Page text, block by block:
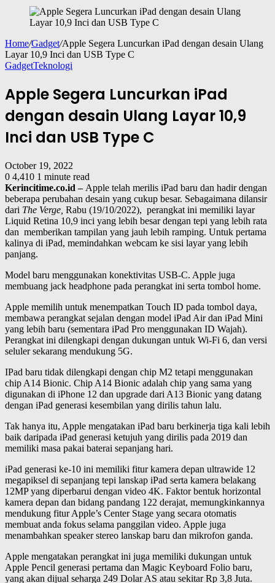
Home/Gadget/Apple Segera Luncurkan iPad dengan desain Ulang
Layar 10,9 Inci dan USB Type C
GadgetTeknologi
Apple Segera Luncurkan iPad
dengan desain Ulang Layar 10,9
Inci dan USB Type C
October 19, 2022
0 4,410 1 minute read
Kerincitime.co.id – Apple telah merilis iPad baru dan hadir dengan
beberapa perubahan desain yang cukup besar. Sebagaimana dilansir
dari The Verge, Rabu (19/10/2022), perangkat ini memiliki layar
Liquid Retina 10,9 inci yang lebih besar dengan tepi yang lebih rata
dan memberikan tampilan yang jauh lebih ramping. Untuk pertama
kalinya di iPad, memindahkan webcam ke sisi layar yang lebih
panjang.
Model baru menggunakan konektivitas USB-C. Apple juga
membuang jack headphone pada perangkat ini serta tombol home.
Apple memilih untuk menempatkan Touch ID pada tombol daya,
membawa perangkat sejalan dengan model iPad Air dan iPad Mini
yang lebih baru (sementara iPad Pro menggunakan ID Wajah).
Perangkat ini dilengkapi dengan dukungan untuk Wi-Fi 6, dan versi
seluler sekarang mendukung 5G.
IPad baru tidak dilengkapi dengan chip M2 tetapi menggunakan
chip A14 Bionic. Chip A14 Bionic adalah chip yang sama yang
digunakan di iPhone 12 dan upgrade dari A13 Bionic yang datang
dengan iPad generasi kesembilan yang dirilis tahun lalu.
Tak hanya itu, Apple mengatakan iPad baru berkinerja tiga kali lebih
baik daripada iPad generasi ketujuh yang dirilis pada 2019 dan
memiliki masa pakai baterai sepanjang hari.
iPad generasi ke-10 ini memiliki fitur kamera depan ultrawide 12
megapiksel di sepanjang tepi lanskap iPad serta kamera belakang
12MP yang diperbarui dengan video 4K. Faktor bentuk horizontal
kamera depan dan bidang pandang 122 derajat, memungkinkannya
mendukung fitur Apple’s Center Stage yang secara otomatis
membuat anda fokus selama panggilan video. Apple juga
menambahkan speaker stereo lanskap baru dan mikrofon ganda.
Apple mengatakan perangkat ini juga memiliki dukungan untuk
Apple Pencil generasi pertama dan Magic Keyboard Folio baru,
yang akan dijual seharga 249 Dolar AS atau sekitar Rp 3,8 Juta.